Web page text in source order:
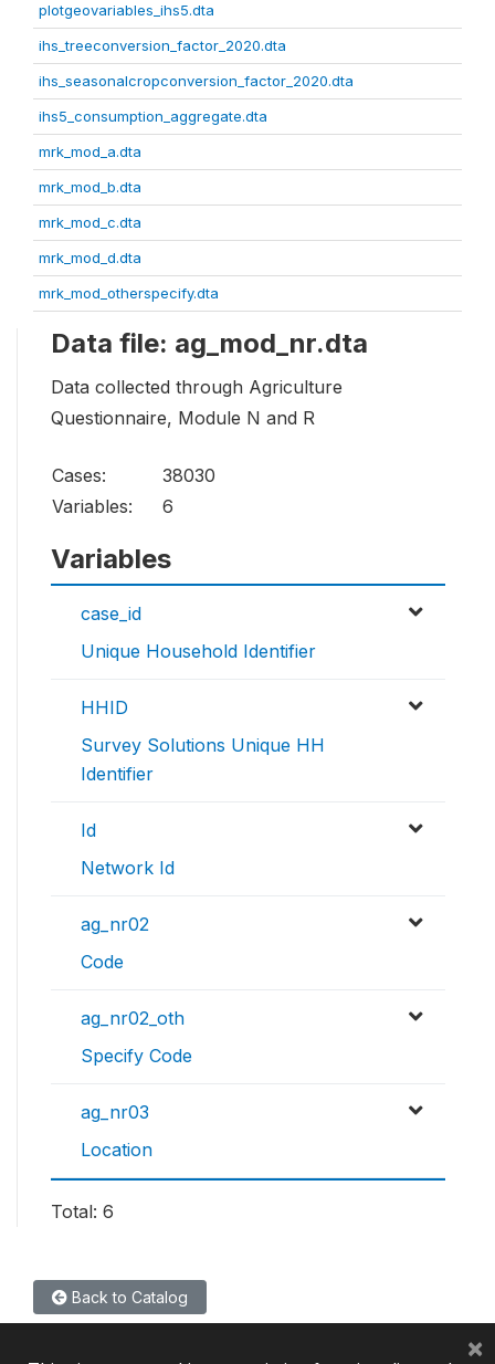
plotgeovariables_ihs5.dta
ihs_treeconversion_factor_2020.dta
ihs_seasonalcropconversion_factor_2020.dta
ihs5_consumption_aggregate.dta
mrk_mod_a.dta
mrk_mod_b.dta
mrk_mod_c.dta
mrk_mod_d.dta
mrk_mod_otherspecify.dta
Data file: ag_mod_nr.dta
Data collected through Agriculture
Questionnaire, Module N and R
Cases:
38030
Variables:
6
Variables
case_id
Unique Household Identifier
HHID
Survey Solutions Unique HH
Identifier
Id
Network Id
ag_nr02
Code
ag_nr02_oth
Specify Code
ag_nr03
Location
Total: 6
Back to Catalog
×